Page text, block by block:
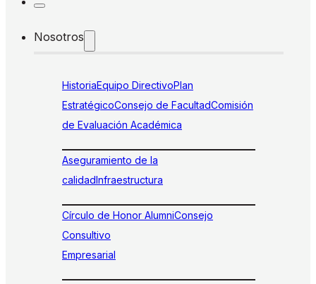
Nosotros
HistoriaEquipo DirectivoPlan
EstratégicoConsejo de FacultadComisión
de Evaluación Académica
Aseguramiento de la
calidadInfraestructura
Círculo de Honor AlumniConsejo
Consultivo
Empresarial